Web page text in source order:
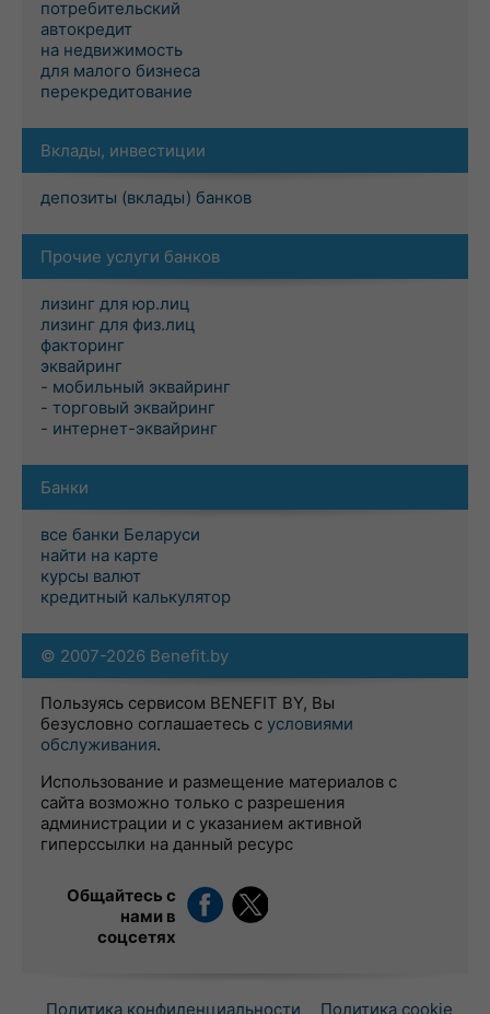
потребительский
автокредит
на недвижимость
для малого бизнеса
перекредитование
Вклады, инвестиции
депозиты (вклады) банков
Прочие услуги банков
лизинг для юр.лиц
лизинг для физ.лиц
факторинг
эквайринг
- мобильный эквайринг
- торговый эквайринг
- интернет-эквайринг
Банки
все банки Беларуси
найти на карте
курсы валют
кредитный калькулятор
© 2007-2026 Benefit.by
Пользуясь сервисом BENEFIT BY, Вы
безусловно соглашаетесь с условиями
обслуживания.
Использование и размещение материалов с
сайта возможно только с разрешения
администрации и с указанием активной
гиперссылки на данный ресурс
Общайтесь с
нами в
соцсетях
Политика конфиденциальности Политика cookie